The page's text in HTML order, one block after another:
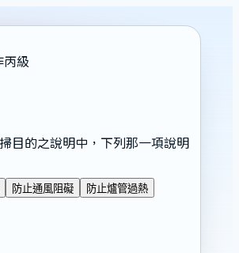
級
目的之說明中，下列那一項說明
防止通風阻礙
防止爐管過熱